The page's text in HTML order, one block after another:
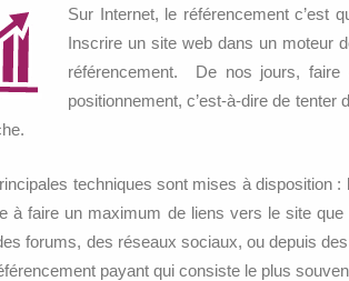
Sur Internet, le référencement c’est
Inscrire un site web dans un moteur
référencement. De nos jours, faire
positionnement, c’est-à-dire de tenter
techniques sont mises à disposition
à faire un maximum de liens vers le site
forums, des réseaux sociaux, ou depuis
payant qui consiste le plus